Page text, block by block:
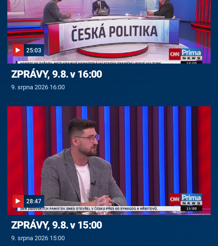
25:03
ZPRÁVY, 9.8. v 16:00
9. srpna 2026 16:00
28:47
ZPRÁVY, 9.8. v 15:00
9. srpna 2026 15:00